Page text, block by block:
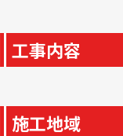
工事内容
施工地域